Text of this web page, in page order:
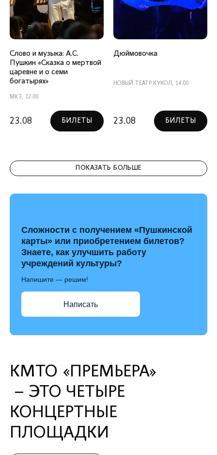
Слово и музыка: А.С.
Пушкин «Сказка о мертвой
царевне и о семи
богатырях»
МКЗ, 12:00
23.08 БИЛЕТЫ
Дюймовочка
НОВЫЙ ТЕАТР КУКОЛ, 14:00
23.08 БИЛЕТЫ
ПОКАЗАТЬ БОЛЬШЕ
Сложности с получением «Пушкинской
карты» или приобретением билетов?
Знаете, как улучшить работу
учреждений культуры?
Напишите — решим!
Написать
КМТО «ПРЕМЬЕРА»
– ЭТО ЧЕТЫРЕ
КОНЦЕРТНЫЕ
ПЛОЩАДКИ